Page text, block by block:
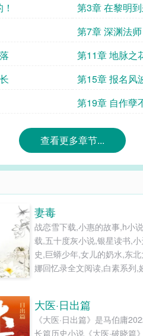
第3章 在黎明
第7章 深渊法师
第11章 地脉之
第15章 报名风
第19章 自作孽
查看更多章节...
妻毒
战恋雪下载,小惠的故事,h小
载,五十度灰小说,银星读书,
史,巨蟒少年,女儿的奶水,东北
娜回忆录全文阅读,白素系列,
活,暧昧的颜色,我的老师是禽
少女小爱,禁忌之旅,艳情短篇
大医·日出篇
《大医·日出篇》是马伯庸
长篇历史小说《大医·破晓篇》